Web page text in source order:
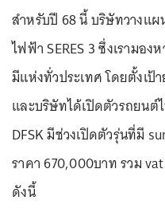
สำหรับปี 68 นี้ บริษัทวางแ
ไฟฟ้า SERES 3 ซึ่งเรามอ
มีแห่งทั่วประเทศ โดยตั้งเ
และบริษัทได้เปิดตัวรถยนต์
DFSK มีช่วงเปิดตัวรุ่นที่มี
ราคา 670,000บาท รวม
ดังนี้